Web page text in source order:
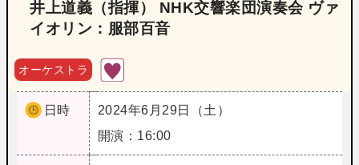
井上道義（指揮） NHK交響楽団演奏会 ヴァ
イオリン：服部百音
オーケストラ
日時
2024年6月29日（土）
開演：16:00